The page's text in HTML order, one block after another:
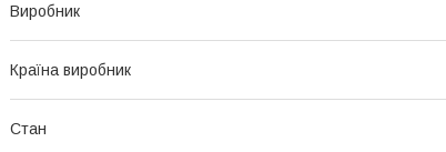
Виробник
Країна виробник
Стан